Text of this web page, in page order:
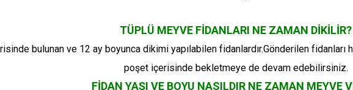
TÜPLÜ MEYVE FİDANLARI NE ZAMAN DİKİLİR?
bulunan ve 12 ay boyunca dikimi yapılabilen fidanlardır.Gönderilen
poşet içerisinde bekletmeye de devam edebilirsiniz.
FİDAN YAŞI VE BOYU NASILDIR NE ZAMAN MEYVE